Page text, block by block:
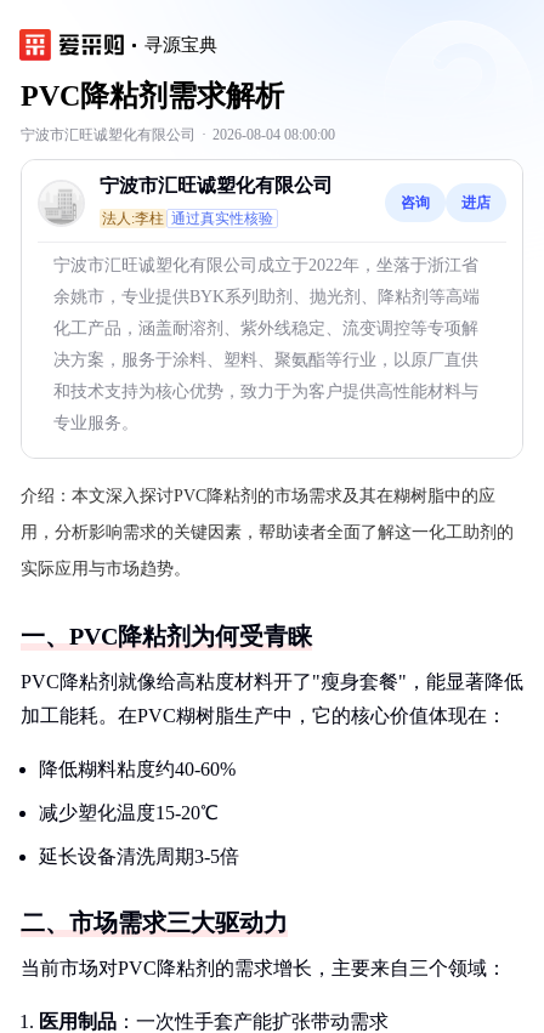
寻源宝典
PVC降粘剂需求解析
宁波市汇旺诚塑化有限公司 · 2026-08-04 08:00:00
宁波市汇旺诚塑化有限公司
法人:李柱 通过真实性核验
咨询 进店
宁波市汇旺诚塑化有限公司成立于2022年，坐落于浙江省
余姚市，专业提供BYK系列助剂、抛光剂、降粘剂等高端
化工产品，涵盖耐溶剂、紫外线稳定、流变调控等专项解
决方案，服务于涂料、塑料、聚氨酯等行业，以原厂直供
和技术支持为核心优势，致力于为客户提供高性能材料与
专业服务。
介绍： 本文深入探讨PVC降粘剂的市场需求及其在糊树脂中的应
用，分析影响需求的关键因素，帮助读者全面了解这一化工助剂的
实际应用与市场趋势。
一、PVC降粘剂为何受青睐
PVC降粘剂就像给高粘度材料开了"瘦身套餐"，能显著降低
加工能耗。在PVC糊树脂生产中，它的核心价值体现在：
降低糊料粘度约40-60%
减少塑化温度15-20℃
延长设备清洗周期3-5倍
二、市场需求三大驱动力
当前市场对PVC降粘剂的需求增长，主要来自三个领域：
医用制品 ：一次性手套产能扩张带动需求